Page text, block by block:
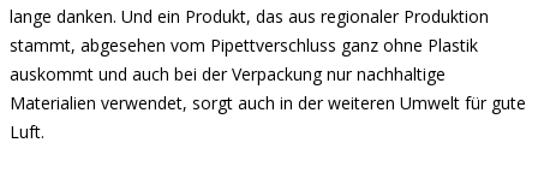
lange danken. Und ein Produkt, das aus regionaler Produktion
stammt, abgesehen vom Pipettverschluss ganz ohne Plastik
auskommt und auch bei der Verpackung nur nachhaltige
Materialien verwendet, sorgt auch in der weiteren Umwelt für gute
Luft.